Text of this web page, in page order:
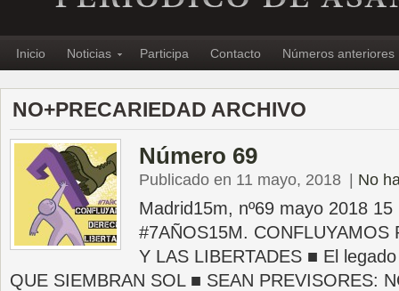
Inicio Noticias Participa Contacto Números anteriores
NO+PRECARIEDAD ARCHIVO
Número 69
Publicado en 11 mayo, 2018 No
Madrid15m, nº69 mayo 2018
#7AÑOS15M. CONFLUYAMOS
Y LAS LIBERTADES ■ El
QUE SIEMBRAN SOL ■ SEAN PREVISORES: